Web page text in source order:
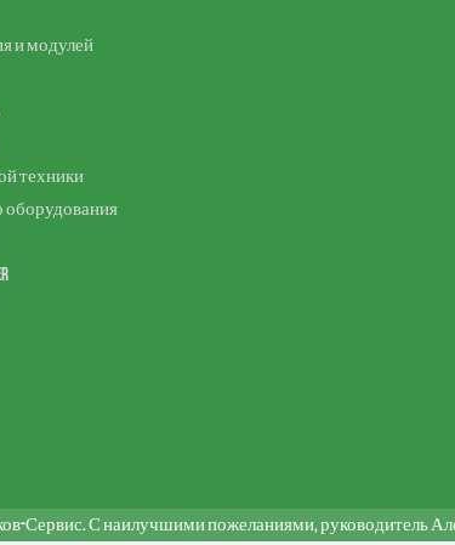
и модулей
техники
оборудования
Сервис. С наилучшими пожеланиями, руководитель